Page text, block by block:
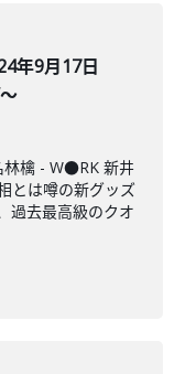
年9月17日
林檎 - W●RK 新井
とは噂の新グッズ
過去最高級のクオ